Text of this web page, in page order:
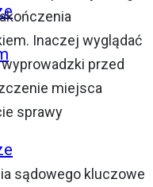
Inaczej wyglądać
przed
miejsca
sprawy
sądowego kluczowe